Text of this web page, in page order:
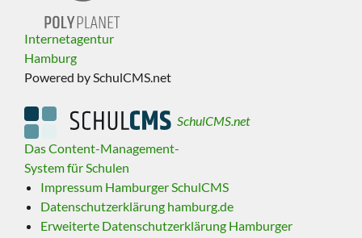
Internetagentur
Hamburg
Powered by SchulCMS.net
SchulCMS.net
Das Content-Management-
System für Schulen
Impressum Hamburger SchulCMS
Datenschutzerklärung hamburg.de
Erweiterte Datenschutzerklärung Hamburger